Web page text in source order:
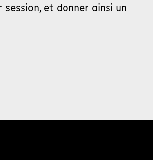
et donner ainsi un